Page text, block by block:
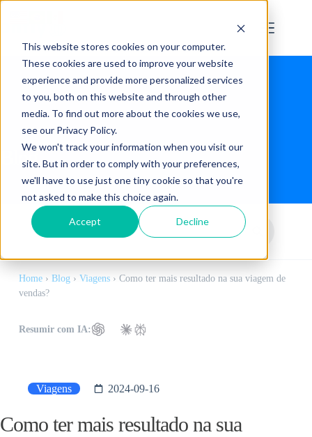
This website stores cookies on your computer.
These cookies are used to improve your website
experience and provide more personalized services
to you, both on this website and through other
media. To find out more about the cookies we use,
see our Privacy Policy.
We won't track your information when you visit our
site. But in order to comply with your preferences,
we'll have to use just one tiny cookie so that you're
not asked to make this choice again.
Accept Decline
Blog
Home› Blog› Viagens› Como ter mais resultado na sua viagem de
vendas?
Resumir com IA:
Viagens 2024-09-16
Como ter mais resultado na sua